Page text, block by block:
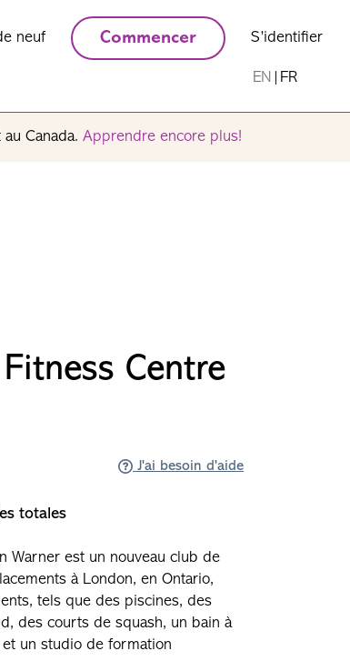
neuf Commencer S’identifier
EN FR
Canada. Apprendre encore plus!
Centre
J'ai besoin d'aide
totales
Warner est un nouveau club de
à London, en Ontario,
tels que des piscines, des
des courts de squash, un bain à
un studio de formation